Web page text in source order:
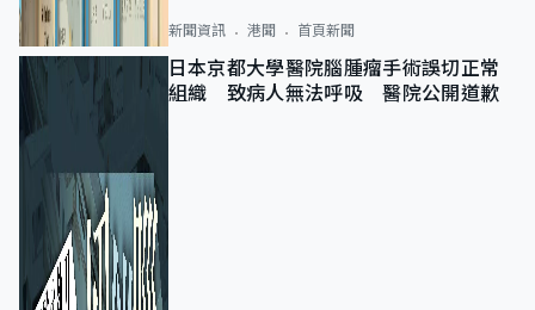
新聞資訊 港聞 首頁新聞
日本京都大學醫院腦腫瘤手術誤切正常
組織 致病人無法呼吸 醫院公開道歉